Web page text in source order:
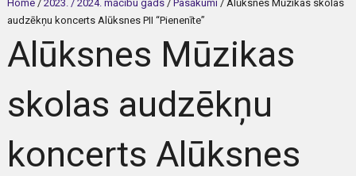
Home/ 2023. / 2024. mācību gads/ Pasākumi/ Alūksnes Mūzikas skolas
audzēkņu koncerts Alūksnes PII “Pienenīte”
Alūksnes Mūzikas
skolas audzēkņu
koncerts Alūksnes